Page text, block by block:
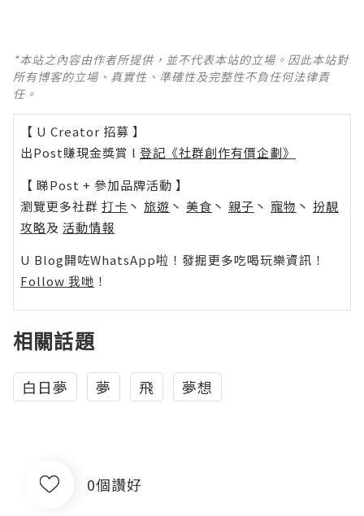
*本站之內容由作者所提供，並不代表本站的立場。因此本站對
所有博客的立場、真實性、準確性及完整性不負任何法律責
任。
【 U Creator 招募 】
出Post賺現金獎賞 l 登記《社群創作有價企劃》
【 睇Post + 參加品牌活動 】
瀏覽更多社群 打卡 丶 旅遊 丶 美食 丶 親子 丶 寵物 丶 扮靚
攻略及 活動情報
U Blog開咗WhatsApp啦！發掘更多吃喝玩樂資訊！
Follow 我哋 ！
相關話題
白日夢 夢 飛 夢想
0個讚好